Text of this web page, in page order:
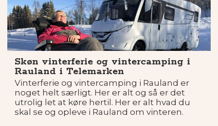
Skøn vinterferie og vintercamping i
Rauland i Telemarken
Vinterferie og vintercamping i Rauland er
noget helt særligt. Her er alt og så er det
utrolig let at køre hertil. Her er alt hvad du
skal se og opleve i Rauland om vinteren.